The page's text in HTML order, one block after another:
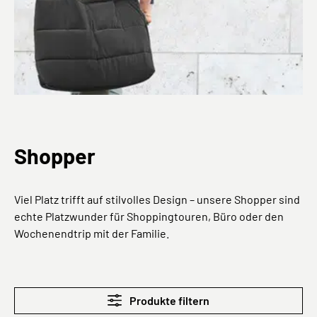
Shopper
Viel Platz trifft auf stilvolles Design – unsere Shopper sind
echte Platzwunder für Shoppingtouren, Büro oder den
Wochenendtrip mit der Familie.
Produkte filtern